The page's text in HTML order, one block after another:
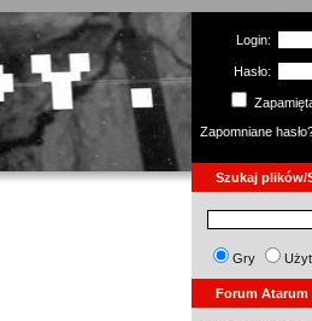
Login:
Hasło:
Zapomniane
Szukaj plików/
Gry
Forum Atarum